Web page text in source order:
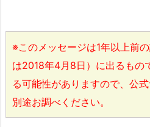
※このメッセージは1年以上前
は2018年4月8日）に出るもの
る可能性がありますので、公
別途お調べください。